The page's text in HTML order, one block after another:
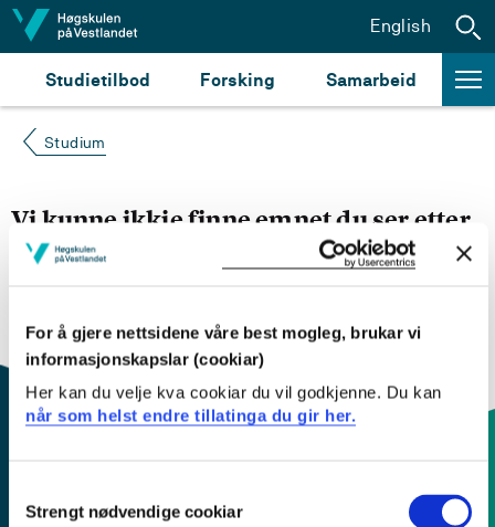
For å gjere nettsidene våre best mogleg, brukar vi
informasjonskapslar (cookiar)
Her kan du velje kva cookiar du vil godkjenne. Du kan
når som helst endre tillatinga du gir her.
Selection
Strengt nødvendige cookiar
Hopp til innhald
Studietilbod Forsking Samarbeid
English
Studium
Vi kunne ikkje finne emnet du ser etter
søke opp emnet du ser etter i
engelsk emneplan ved å klikke på «English».